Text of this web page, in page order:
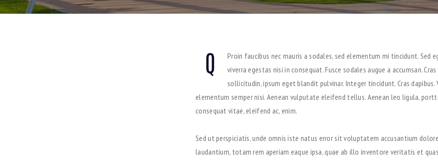
Q
Proin faucibus nec mauris a sodales, sed elementum mi tincidunt. Sed
viverra egestas nisi in consequat. Fusce sodales augue a accumsan. Cras
sollicitudin, ipsum eget blandit pulvinar. Integer tincidunt. Cras dapibus.
elementum semper nisi. Aenean vulputate eleifend tellus. Aenean leo ligula,
consequat vitae, eleifend ac, enim.
Sed ut perspiciatis, unde omnis iste natus error sit voluptatem accusantium
laudantium, totam rem aperiam eaque ipsa, quae ab illo inventore veritatis et